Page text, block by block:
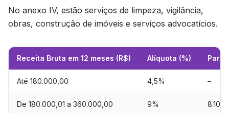
No anexo IV, estão serviços de limpeza, vigilância,
obras, construção de imóveis e serviços advocatícios.
Receita Bruta em 12 meses (R$) Alíquota (%)
Até 180.000,00 4,5% –
De 180.000,01 a 360.000,00 9%